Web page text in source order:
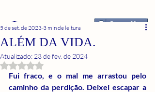
Login Compartilhar
ALÉM DA VIDA.
5 de set. de 2023 3 min de leitura
Atualizado: 23 de fev. de 2024
Avaliado com NaN de 5 estrelas.
Fui fraco, e o mal me arrastou pelo
caminho da perdição. Deixei escapar a